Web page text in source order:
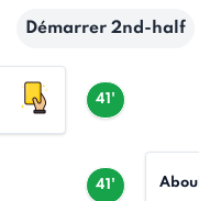
Démarrer 2nd-half
41'
41'